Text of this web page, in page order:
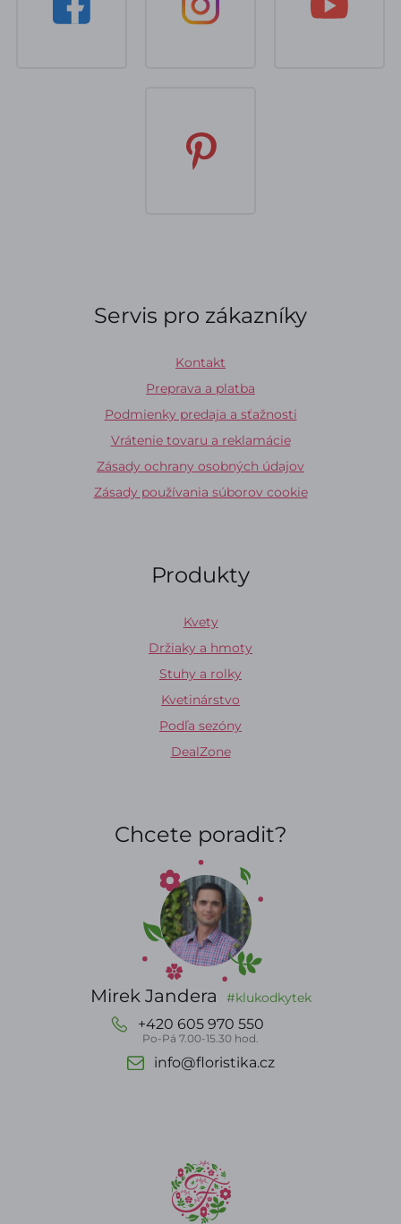
Servis pro zákazníky
Kontakt
Preprava a platba
Podmienky predaja a sťažnosti
Vrátenie tovaru a reklamácie
Zásady ochrany osobných údajov
Zásady používania súborov cookie
Produkty
Kvety
Držiaky a hmoty
Stuhy a rolky
Kvetinárstvo
Podľa sezóny
DealZone
Chcete poradit?
Mirek Jandera #klukodkytek
+420 605 970 550
Po-Pá 7.00-15.30 hod.
info@floristika.cz